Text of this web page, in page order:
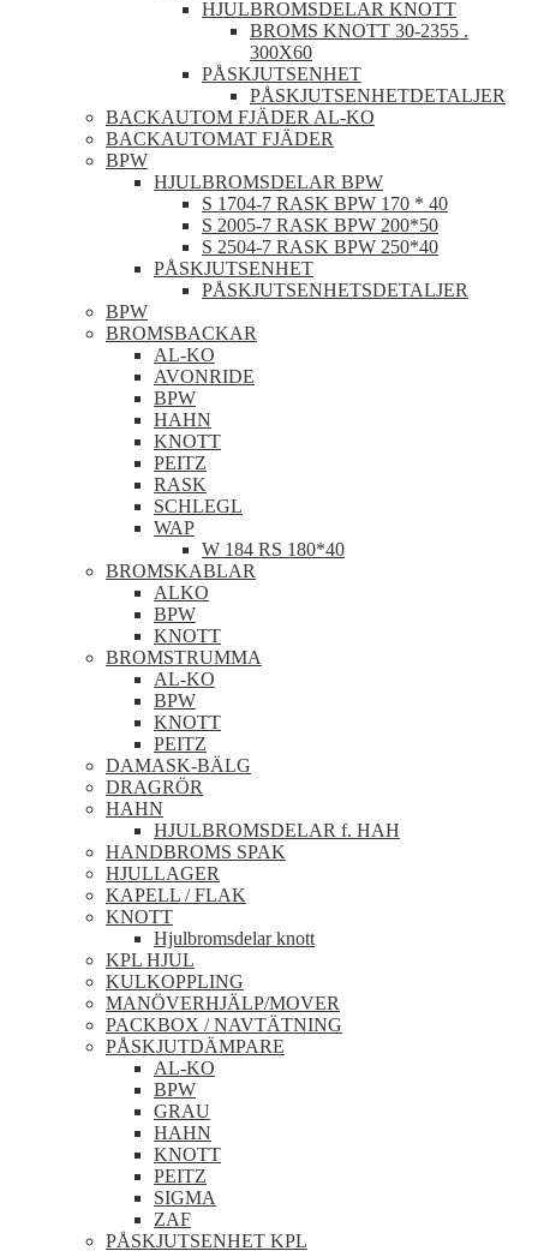
HJULBROMSDELAR KNOTT
BROMS KNOTT 30-2355 .
300X60
PÅSKJUTSENHET
PÅSKJUTSENHETDETALJER
BACKAUTOM FJÄDER AL-KO
BACKAUTOMAT FJÄDER
BPW
HJULBROMSDELAR BPW
S 1704-7 RASK BPW 170 * 40
S 2005-7 RASK BPW 200*50
S 2504-7 RASK BPW 250*40
PÅSKJUTSENHET
PÅSKJUTSENHETSDETALJER
BPW
BROMSBACKAR
AL-KO
AVONRIDE
BPW
HAHN
KNOTT
PEITZ
RASK
SCHLEGL
WAP
W 184 RS 180*40
BROMSKABLAR
ALKO
BPW
KNOTT
BROMSTRUMMA
AL-KO
BPW
KNOTT
PEITZ
DAMASK-BÄLG
DRAGRÖR
HAHN
HJULBROMSDELAR f. HAH
HANDBROMS SPAK
HJULLAGER
KAPELL / FLAK
KNOTT
Hjulbromsdelar knott
KPL HJUL
KULKOPPLING
MANÖVERHJÄLP/MOVER
PACKBOX / NAVTÄTNING
PÅSKJUTDÄMPARE
AL-KO
BPW
GRAU
HAHN
KNOTT
PEITZ
SIGMA
ZAF
PÅSKJUTSENHET KPL